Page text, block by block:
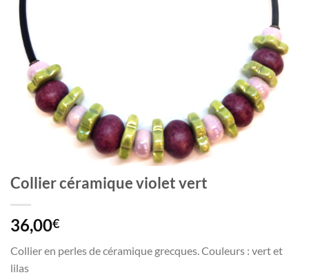
Collier céramique violet vert
36,00€
Collier en perles de céramique grecques. Couleurs : vert et
lilas